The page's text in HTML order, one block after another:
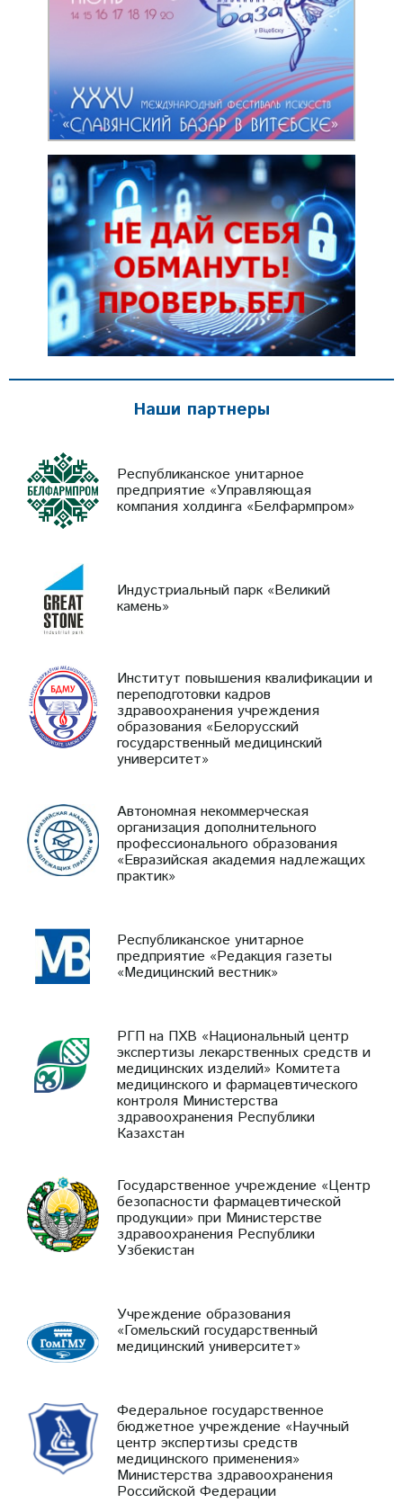
Наши партнеры
Республиканское унитарное
предприятие «Управляющая
компания холдинга «Белфармпром»
Индустриальный парк «Великий
камень»
Институт повышения квалификации и
переподготовки кадров
здравоохранения учреждения
образования «Белорусский
государственный медицинский
университет»
Автономная некоммерческая
организация дополнительного
профессионального образования
«Евразийская академия надлежащих
практик»
Республиканское унитарное
предприятие «Редакция газеты
«Медицинский вестник»
РГП на ПХВ «Национальный центр
экспертизы лекарственных средств и
медицинских изделий» Комитета
медицинского и фармацевтического
контроля Министерства
здравоохранения Республики
Казахстан
Государственное учреждение «Центр
безопасности фармацевтической
продукции» при Министерстве
здравоохранения Республики
Узбекистан
Учреждение образования
«Гомельский государственный
медицинский университет»
Федеральное государственное
бюджетное учреждение «Научный
центр экспертизы средств
медицинского применения»
Министерства здравоохранения
Российской Федерации